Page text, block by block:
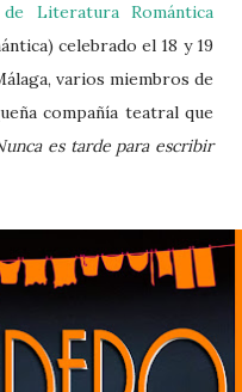
Literatura Romántica
celebrado el 18 y 19
varios miembros de
compañía teatral que
es tarde para escribir